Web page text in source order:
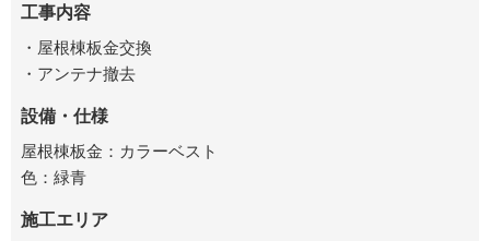
工事内容
・屋根棟板金交換
・アンテナ撤去
設備・仕様
屋根棟板金：カラーベスト
色：緑青
施工エリア